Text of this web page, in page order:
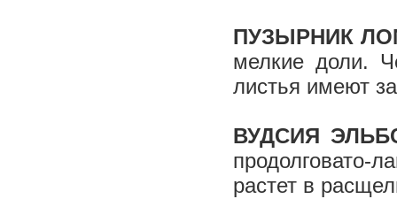
ПУЗЫРНИК
мелкие доли.
листья имеют
ВУДСИЯ
продолговато-
растет в